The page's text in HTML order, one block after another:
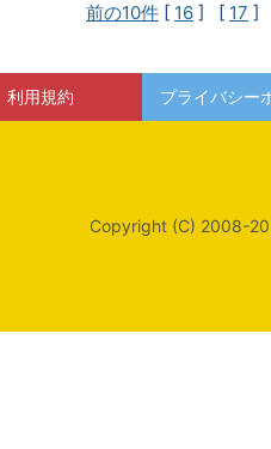
前の10件 [ 16 ] [ 17 ]
利用規約 プライバシー
Copyright (C) 2008-